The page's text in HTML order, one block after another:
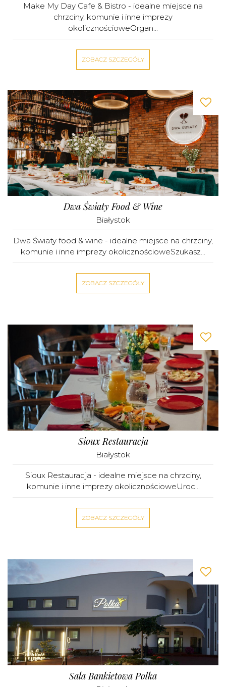
Make My Day Cafe & Bistro - idealne miejsce na
chrzciny, komunie i inne imprezy
okolicznościoweOrgan...
ZOBACZ SZCZEGÓŁY
Dwa Światy Food & Wine
Białystok
Dwa Światy food & wine - idealne miejsce na chrzciny,
komunie i inne imprezy okolicznościoweSzukasz...
ZOBACZ SZCZEGÓŁY
Sioux Restauracja
Białystok
Sioux Restauracja - idealne miejsce na chrzciny,
komunie i inne imprezy okolicznościoweUroc...
ZOBACZ SZCZEGÓŁY
Sala Bankietowa Polka